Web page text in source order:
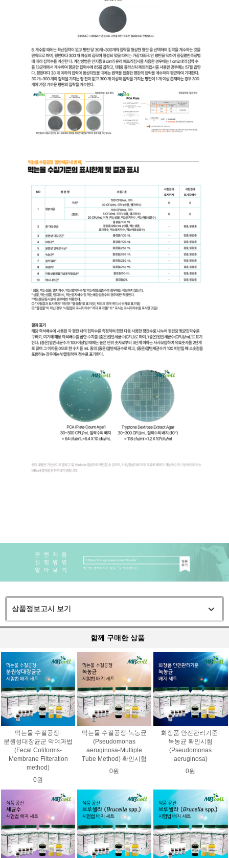
상품정보고시 보기
함께 구매한 상품
먹는물 수질공정-
분원성대장균군 막여과법
(Fecal Coliforms-
Membrane Filteration
method)
0원
먹는물 수질공정-녹농균
(Pseudomonas
aeruginosa-Multiple
Tube Method) 확인시험
0원
화장품 안전관리기준-
녹농균 확인시험
(Pseudomonas
aeruginosa)
0원